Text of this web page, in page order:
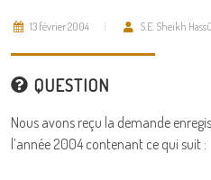
13 février 2004 S.E. Sheikh
QUESTION
Nous avons reçu la demande
l’année 2004 contenant ce qui suit :